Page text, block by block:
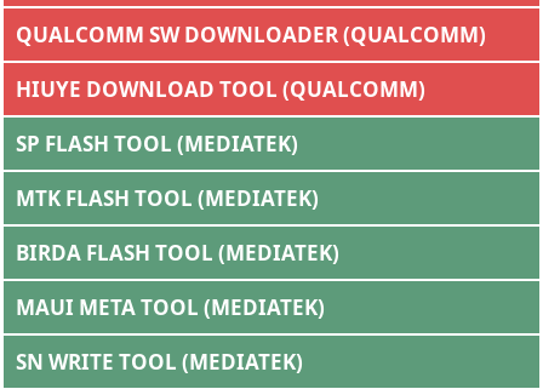
QUALCOMM SW DOWNLOADER (QUALCOMM)
HIUYE DOWNLOAD TOOL (QUALCOMM)
SP FLASH TOOL (MEDIATEK)
MTK FLASH TOOL (MEDIATEK)
BIRDA FLASH TOOL (MEDIATEK)
MAUI META TOOL (MEDIATEK)
SN WRITE TOOL (MEDIATEK)